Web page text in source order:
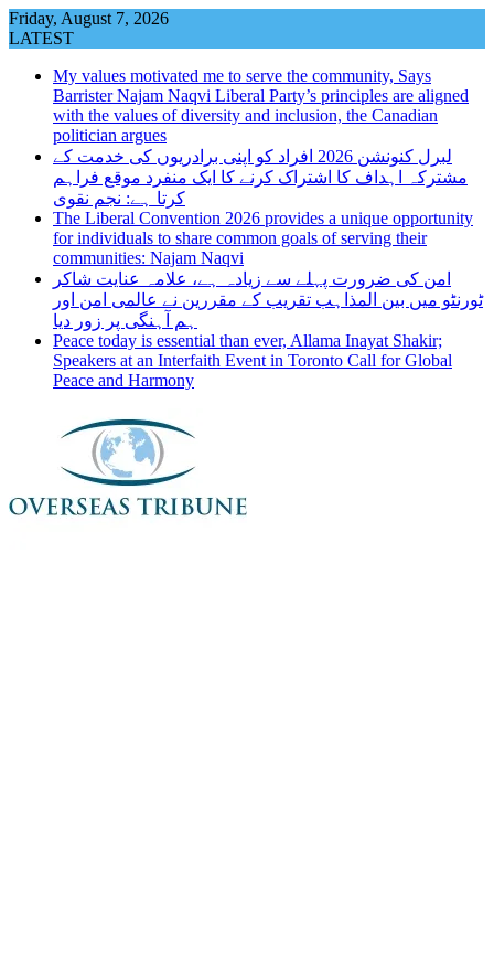
Skip
to
Friday, August 7, 2026
LATEST
My values motivated me to serve the community, Says
Barrister Najam Naqvi Liberal Party’s principles are aligned
with the values of diversity and inclusion, the Canadian
politician argues
لبرل کنونشن 2026 افراد کو اپنی برادریوں کی خدمت کے
مشترکہ اہداف کا اشتراک کرنے کا ایک منفرد موقع فراہم
کرتا ہے: نجم نقوی
The Liberal Convention 2026 provides a unique opportunity
for individuals to share common goals of serving their
communities: Najam Naqvi
امن کی ضرورت پہلے سے زیادہ ہے، علامہ عنایت شاکر
ٹورنٹو میں بین المذاہب تقریب کے مقررین نے عالمی امن اور
ہم آہنگی پر زور دیا
Peace today is essential than ever, Allama Inayat Shakir;
Speakers at an Interfaith Event in Toronto Call for Global
Peace and Harmony